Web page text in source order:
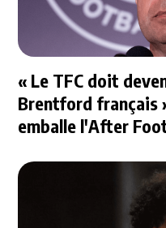
« Le TFC doit
Brentford français
emballe l'After